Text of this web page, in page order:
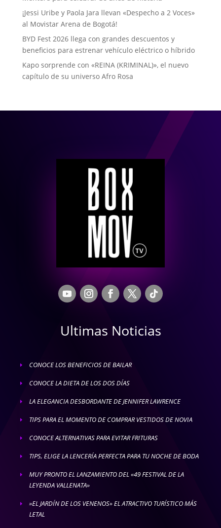
¡Jessi Uribe y Paola Jara llevan «Despecho a 2 Voces»
al Movistar Arena de Bogotá!
BYD Fest 2026 llega con grandes descuentos y
beneficios para estrenar vehículo eléctrico o híbrido
Kapo sorprende con «REINA (KRIMINAL)», el nuevo
capítulo de su universo Afro Rosa
Ultimas Noticias
E CONOCE LOS BENEFICIOS DE BAILAR
E CONOCE LA DIETA DE LOS DOS DÍAS
E LA ELEGANCIA DESBORDANTE DE JENNIFER LAWRENCE
E TIPS PARA EL MOMENTO DE COMPRAR VESTIDOS DE NOVIA
E CONOCE ALTERNATIVAS PARA EVITAR FRITURAS
E TIPS, ELIGE LA LENCERÍA PERFECTA PARA TU NOCHE DE BODA
E
MUY PRONTO EL LANZAMIENTO DEL «49 FESTIVAL DE LA
LEYENDA VALLENATA»
E
»EL JARDÍN DE LOS VENENOS» EL ATRACTIVO TURÍSTICO MÁS
LETAL